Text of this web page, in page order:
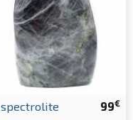
99€
spectrolite